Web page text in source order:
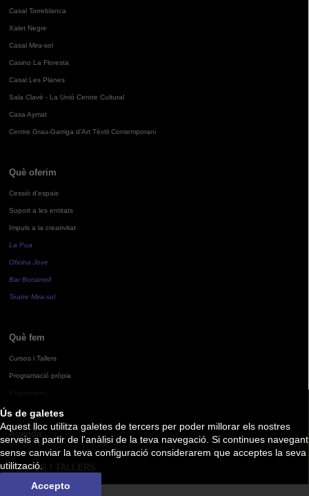
Ús de galetes
Aquest lloc utilitza galetes de tercers per poder millorar els nostres
serveis a partir de l'anàlisi de la teva navegació. Si continues navegant
sense canviar la teva configuració considerarem que acceptes la seva
utilització.
Accepto
Casal Torreblanca
Xalet Negre
Casal Mira-sol
Casino La Floresta
Casal Les Planes
Sala Clavé - La Unió Centre Cultural
Casa Aymat
Centre Grau-Garriga d'Art Tèxtil Contemporani
Què oferim
Cessió d'espais
Suport a les entitats
Impuls a la creativitat
La Pua
Oficina Jove
Bar Bocamoll
Teatre Mira-sol
Què fem
Cursos i Tallers
Programació pròpia
Agenda
CURSOS I TALLERS